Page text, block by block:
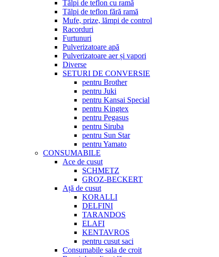
Tălpi de teflon cu ramă
Tălpi de teflon fără ramă
Mufe, prize, lămpi de control
Racorduri
Furtunuri
Pulverizatoare apă
Pulverizatoare aer și vapori
Diverse
SETURI DE CONVERSIE
pentru Brother
pentru Juki
pentru Kansai Special
pentru Kingtex
pentru Pegasus
pentru Siruba
pentru Sun Star
pentru Yamato
CONSUMABILE
Ace de cusut
SCHMETZ
GROZ-BECKERT
Ață de cusut
KORALLI
DELFINI
TARANDOS
ELAFI
KENTAVROS
pentru cusut saci
Consumabile sala de croit